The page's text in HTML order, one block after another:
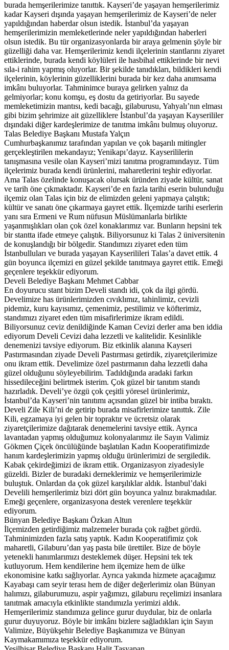
burada hemşerilerimize tanıttık. Kayseri’de yaşayan hemşerilerimiz
kadar Kayseri dışında yaşayan hemşerilerimiz de Kayseri’de neler
yapıldığından haberdar olsun istedik. İstanbul’da yaşayan
hemşerilerimizin memleketlerinde neler yapıldığından haberleri
olsun istedik. Bu tür organizasyonlarda bir araya gelmenin şöyle bir
güzelliği daha var. Hemşerilerimiz kendi ilçelerinin stantlarını ziyaret
ettiklerinde, burada kendi köylüleri ile hasbihal ettiklerinde bir nevi
sıla-i rahim yapmış oluyorlar. Bir şekilde tanıdıkları, bildikleri kendi
ilçelerinin, köylerinin güzelliklerini burada bir kez daha anımsama
imkânı buluyorlar. Tahminimce buraya gelirken yalnız da
gelmiyorlar; konu komşu, eş dostu da getiriyorlar. Bu sayede
memleketimizin mantısı, kedi bacağı, gilaburusu, Yahyalı’nın elması
gibi bizim şehrimize ait güzelliklere İstanbul’da yaşayan Kayserililer
dışındaki diğer kardeşlerimize de tanıtma imkânı bulmuş oluyoruz.
Talas Belediye Başkanı Mustafa Yalçın
Cumhurbaşkanımız tarafından yapılan ve çok başarılı mitingler
gerçekleştirilen mekandayız; Yenikapı’dayız. Kayserililerin
tanışmasına vesile olan Kayseri’mizi tanıtma programındayız. Tüm
ilçelerimiz burada kendi ürünlerini, maharetlerini teşhir ediyorlar.
Ama Talas özelinde konuşacak olursak üründen ziyade kültür, sanat
ve tarih öne çıkmaktadır. Kayseri’de en fazla tarihi eserin bulunduğu
ilçemiz olan Talas için biz de elimizden geleni yapmaya çalıştık;
kültür ve sanatı öne çıkarmaya gayret ettik. İlçemizde tarihi eserlerin
yanı sıra Ermeni ve Rum nüfusun Müslümanlarla birlikte
yaşanmışlıkları olan çok özel konaklarımız var. Bunların hepsini tek
bir stantta ifade etmeye çalıştık. Biliyorsunuz ki Talas 2 üniversitenin
de konuşlandığı bir bölgedir. Standımızı ziyaret eden tüm
İstanbulluları ve burada yaşayan Kayserilileri Talas’a davet ettik. 4
gün boyunca ilçemizi en güzel şekilde tanıtmaya gayret ettik. Emeği
geçenlere teşekkür ediyorum.
Develi Belediye Başkanı Mehmet Cabbar
En doyurucu stant bizim Develi standı idi, çok da ilgi gördü.
Develimize has ürünlerimizden cıvıklımız, tahinlimiz, cevizli
pidemiz, kuru kayısımız, çemenimiz, pestilimiz ve köfterimiz,
standımızı ziyaret eden tüm misafirlerimize ikram edildi.
Biliyorsunuz ceviz denildiğinde Kaman Cevizi derler ama ben iddia
ediyorum Develi Cevizi daha lezzetli ve kalitelidir. Kesinlikle
denemenizi tavsiye ediyorum. Biz etkinlik alanına Kayseri
Pastırmasından ziyade Develi Pastırması getirdik, ziyaretçilerimize
onu ikram ettik. Develimize özel pastırmanın daha lezzetli daha
güzel olduğunu söyleyebilirim. Tadıldığında aradaki farkın
hissedileceğini belirtmek isterim. Çok güzel bir tanıtım standı
hazırladık. Develi’ye özgü çok çeşitli yöresel ürünlerimiz,
İstanbul’da Kayseri’nin tanıtımı açısından güzel bir intiba bıraktı.
Develi Zile Kili’ni de getirip burada misafirlerimize tanıttık. Zile
Kili, egzamaya iyi gelen bir topraktır ve ücretsiz olarak
ziyaretçilerimize dağıtarak denemelerini tavsiye ettik. Ayrıca
lavantadan yapmış olduğumuz kolonyalarımız ile Sayın Valimiz
Gökmen Çiçek öncülüğünde başlatılan Kadın Kooperatifimizde
hanım kardeşlerimizin yapmış olduğu ürünlerimizi de sergiledik.
Kabak çekirdeğimizi de ikram ettik. Organizasyon ziyadesiyle
güzeldi. Bizler de buradaki derneklerimiz ve hemşerilerimizle
buluştuk. Onlardan da çok güzel karşılıklar aldık. İstanbul’daki
Develili hemşerilerimiz bizi dört gün boyunca yalnız bırakmadılar.
Emeği geçenlere, organizasyona destek verenlere teşekkür
ediyorum.
Bünyan Belediye Başkanı Özkan Altun
İlçemizden getirdiğimiz malzemeler burada çok rağbet gördü.
Tahminimizden fazla satış yaptık. Kadın Kooperatifimiz çok
maharetli, Gilaburu’dan yaş pasta bile ürettiler. Bize de böyle
yetenekli hanımlarımızı desteklemek düşer. Hepsini tek tek
kutluyorum. Hem kendilerine hem ilçemize hem de ülke
ekonomisine katkı sağlıyorlar. Ayrıca yakında hizmete açacağımız
Kayabaşı cam seyir terası hem de diğer değerlerimiz olan Bünyan
halımızı, gilaburumuzu, aspir yağımızı, gilaburu reçelimizi insanlara
tanıtmak amacıyla etkinlikte standımızla yerimizi aldık.
Hemşerilerimiz standımıza gelince gurur duydular, biz de onlarla
gurur duyuyoruz. Böyle bir imkânı bizlere sağladıkları için Sayın
Valimize, Büyükşehir Belediye Başkanımıza ve Bünyan
Kaymakamımıza teşekkür ediyorum.